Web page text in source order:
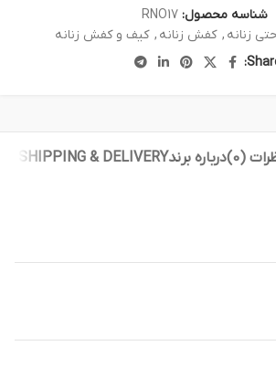
شناسه محصول: RNO17
زنانه , کفش زنانه , کیف و کفش زنانه
(0) درباره برندSHIPPING & DELIVERY